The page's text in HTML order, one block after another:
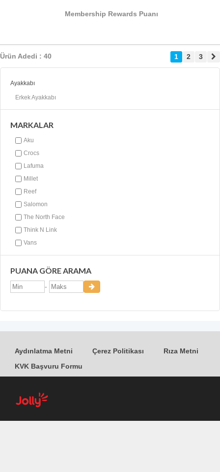
Membership Rewards Puanı
Ürün Adedi : 40 1 2 3
Ayakkabı
Erkek Ayakkabı
MARKALAR
Aku
Crocs
Lafuma
Millet
Reef
Salomon
The North Face
Think N Link
Vans
PUANA GÖRE ARAMA
-
Aydınlatma Metni Çerez Politikası
Rıza Metni
KVK Başvuru Formu